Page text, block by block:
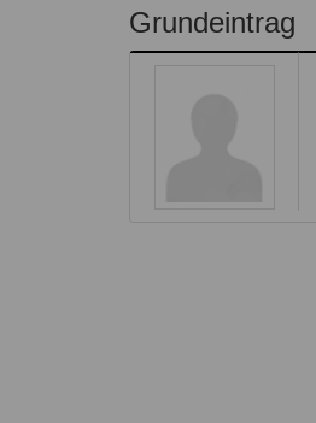
Therapeutenliste
Grundeintrag